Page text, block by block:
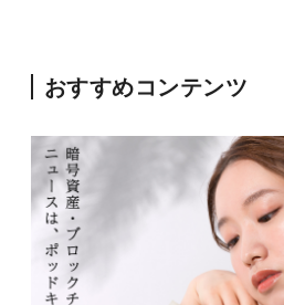
おすすめコンテンツ